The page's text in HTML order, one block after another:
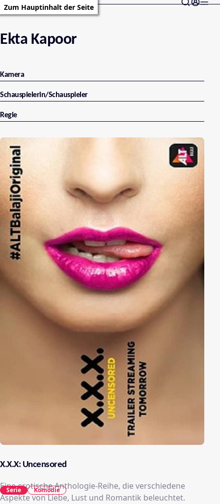
Zum Hauptinhalt der Seite
Ekta Kapoor
Kamera
Schauspielerin/Schauspieler
Regie
X.X.X: Uncensored
Eine erotische Anthologie-Reihe, die verschiedene
Aspekte von Liebe, Lust und Romantik beleuchtet.
Serie Komödie